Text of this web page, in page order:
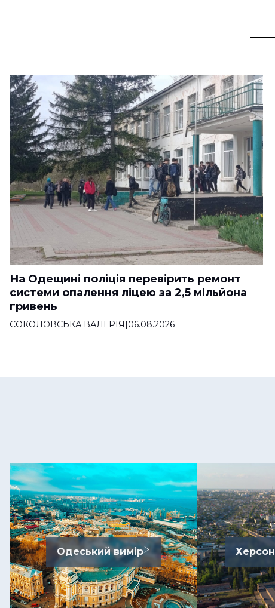
На Одещині поліція перевірить ремонт
системи опалення ліцею за 2,5 мільйона
гривень
СОКОЛОВСЬКА ВАЛЕРІЯ|06.08.2026
Одеський вимір